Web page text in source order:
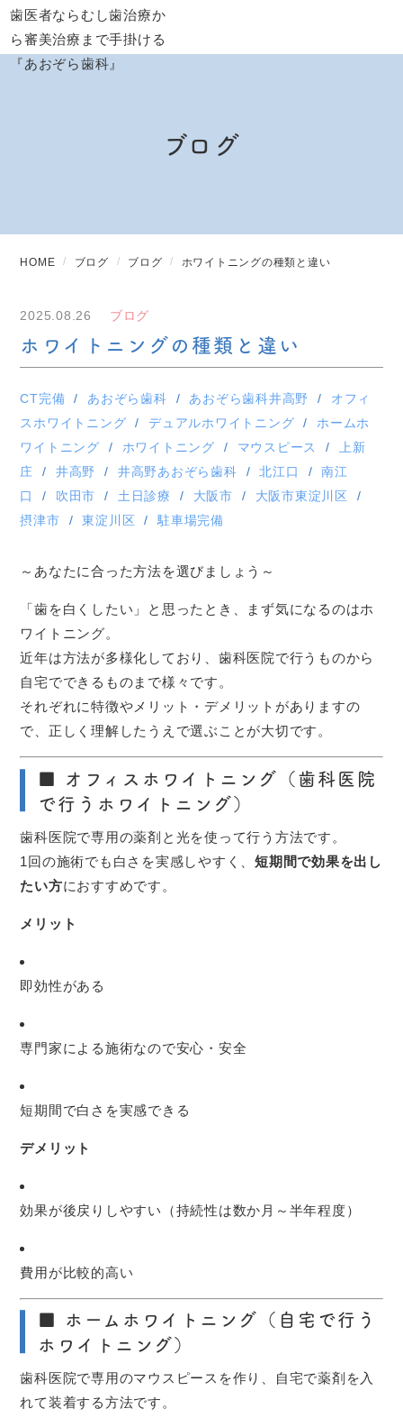
ブログ
HOME ブログ ブログ ホワイトニングの種類と違い
2025.08.26 ブログ
ホワイトニングの種類と違い
CT完備 あおぞら歯科 あおぞら歯科井高野
オフィ
スホワイトニング
デュアルホワイトニング
ホームホ
ワイトニング
ホワイトニング マウスピース
上新
庄
井高野 井高野あおぞら歯科 北江口
南江
口
吹田市 土日診療 大阪市
大阪市東淀川区
摂津市
東淀川区 駐車場完備
～あなたに合った方法を選びましょう～
「歯を白くしたい」と思ったとき、まず気になるのはホ
ワイトニング。
近年は方法が多様化しており、歯科医院で行うものから
自宅でできるものまで様々です。
それぞれに特徴やメリット・デメリットがありますの
で、正しく理解したうえで選ぶことが大切です。
■ オフィスホワイトニング（歯科医院
で行うホワイトニング）
歯科医院で専用の薬剤と光を使って行う方法です。
1回の施術でも白さを実感しやすく、短期間で効果を出し
たい方におすすめです。
メリット
即効性がある
専門家による施術なので安心・安全
短期間で白さを実感できる
デメリット
効果が後戻りしやすい（持続性は数か月～半年程度）
費用が比較的高い
■ ホームホワイトニング（自宅で行う
ホワイトニング）
歯科医院で専用のマウスピースを作り、自宅で薬剤を入
れて装着する方法です。